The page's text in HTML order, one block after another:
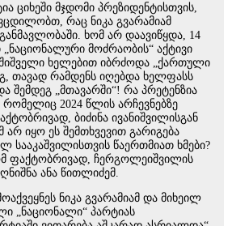
ციხეში მჯდომი პრეზიდენტისთვის,
რაც ნიკა გვარამიამ
ხომ არ დაავიწყდა, 14
მოძრაობის“ აქტივი
ხელებით იბრძოდა „ქართული
თავად რამდენს იღებდა ხელფასს
შემდეგ „მთავარში“! რა პრეტენზია
რომელიც 2024 წლის არჩევნებზე
ბიძინა ივანიშვილისგან
იყო ეს შემთხვევით გარიგება
სააკაშვილისთვის წაერთმიათ ხმები?
ფაქტობრივად, ჩერგოლეიშვილის
ანა წითლიძემ.
ნიკა გვარამიამ და მიხეილ
„ნაციონალი“ პარტიას